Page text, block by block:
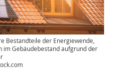
Bestandteile der Energiewende,
im Gebäudebestand aufgrund der